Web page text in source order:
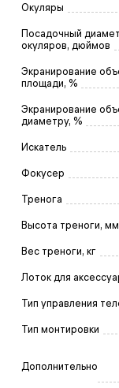
Окуляры
Посадочный
окуляров, дюймов
Экранирование
площади, %
Экранирование
диаметру, %
Искатель
Фокусер
Тренога
Высота треноги, мм
Вес треноги, кг
Лоток для
Тип управления
Тип монтировки
Дополнительно